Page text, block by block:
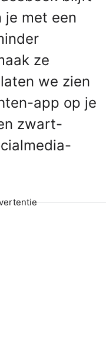
je met een
ze
we zien
app op je
zwart-